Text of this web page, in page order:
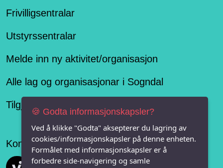
Frivilligsentralar
Utstyrssentralar
Melde inn ny aktivitet/organisasjon
Alle lag og organisasjonar i Sogndal
Tilgjengelegheitserklæring
Konseptet er levert av
🍪 Godta informasjonskapsler?
Ved å klikke "Godta" aksepterer du lagring av
cookies/informasjonskapsler på denne enheten.
Formålet med informasjonskapsler er å
forbedre side-navigering og samle